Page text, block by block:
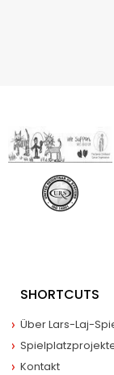
SHORTCUTS
Über Lars-Laj-
Kontakt